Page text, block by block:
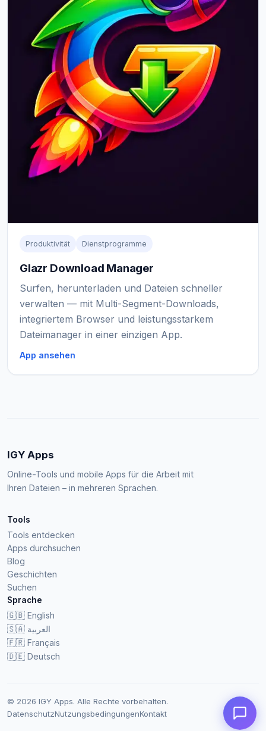
Produktivität Dienstprogramme
Glazr Download Manager
Surfen, herunterladen und Dateien schneller
verwalten — mit Multi-Segment-Downloads,
integriertem Browser und leistungsstarkem
Dateimanager in einer einzigen App.
App ansehen
IGY Apps
Online-Tools und mobile Apps für die Arbeit mit
Ihren Dateien – in mehreren Sprachen.
Tools
Tools entdecken
Apps durchsuchen
Blog
Geschichten
Suchen
Sprache
🇬🇧 English
🇸🇦 العربية
🇫🇷 Français
🇩🇪 Deutsch
© 2026 IGY Apps. Alle Rechte vorbehalten.
DatenschutzNutzungsbedingungenKontakt